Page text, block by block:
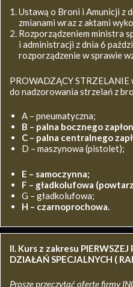
Ustawą o Broni i Amunicji z
zmianami wraz z aktami
Rozporządzeniem ministra
i administracji z dnia 6
rozporządzenie w sprawie
PROWADZĄCY
do nadzorowania strzelań z
A – pneumatyczna;
B – palna bocznego
C – palna centralnego
D – maszynowa (pistolet);
E – samoczynna;
F – gładkolufowa
G – gładkolufowa;
H – czarnoprochowa.
II. Kurs z zakresu
DZIAŁAŃ SPECJALNYCH (
Proszę przeczytać ofertę firmy